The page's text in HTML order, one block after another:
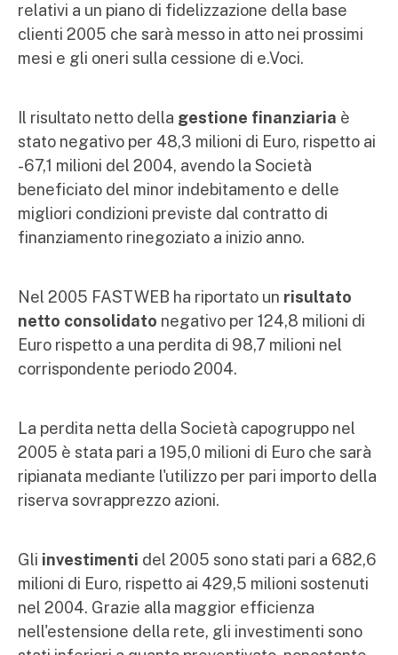
relativi a un piano di fidelizzazione della base
clienti 2005 che sarà messo in atto nei prossimi
mesi e gli oneri sulla cessione di e.Voci.
Il risultato netto della gestione finanziaria è
stato negativo per 48,3 milioni di Euro, rispetto ai
-67,1 milioni del 2004, avendo la Società
beneficiato del minor indebitamento e delle
migliori condizioni previste dal contratto di
finanziamento rinegoziato a inizio anno.
Nel 2005 FASTWEB ha riportato un risultato
netto consolidato negativo per 124,8 milioni di
Euro rispetto a una perdita di 98,7 milioni nel
corrispondente periodo 2004.
La perdita netta della Società capogruppo nel
2005 è stata pari a 195,0 milioni di Euro che sarà
ripianata mediante l'utilizzo per pari importo della
riserva sovrapprezzo azioni.
Gli investimenti del 2005 sono stati pari a 682,6
milioni di Euro, rispetto ai 429,5 milioni sostenuti
nel 2004. Grazie alla maggior efficienza
nell'estensione della rete, gli investimenti sono